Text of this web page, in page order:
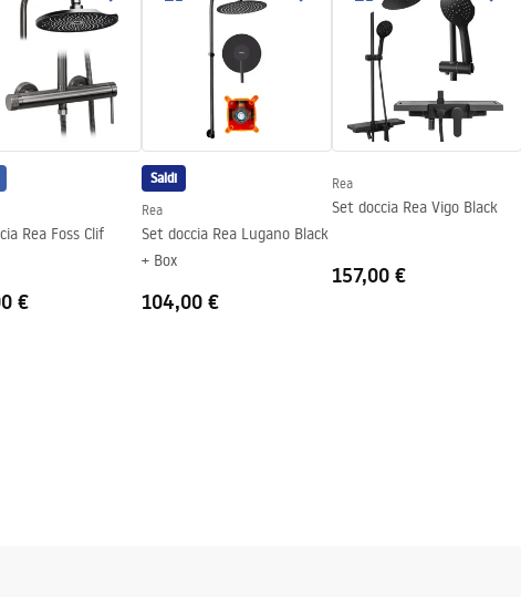
o piatto doccia
del vetro
Rea Foss Clif
€
Saldi
Rea
Set doccia Rea Lugano Black
+ Box
104,00 €
Rea
Set doccia Rea Vigo Black
157,00 €